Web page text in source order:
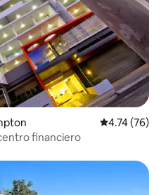
Calificación
4.74 (76)
financiero